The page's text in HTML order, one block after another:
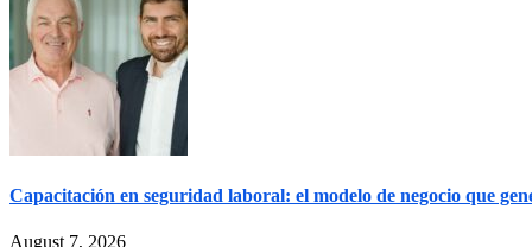
Capacitación en seguridad laboral: el modelo de negocio que
August 7, 2026